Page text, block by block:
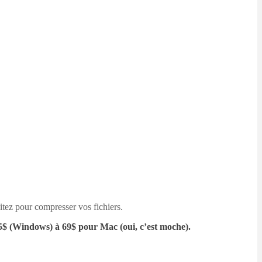
pour compresser vos fichiers.
(Windows) à 69$ pour Mac (oui, c’est moche).